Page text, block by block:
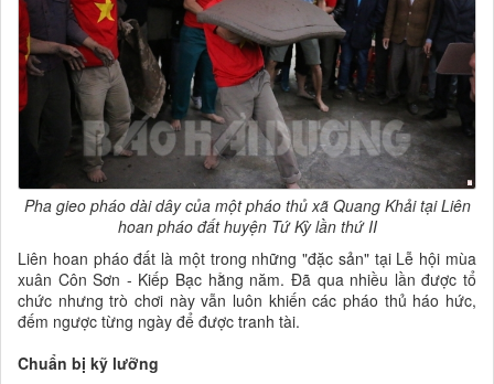
Pha gieo pháo dài dây của một pháo thủ xã Quang Khải tại Liên
hoan pháo đất huyện Tứ Kỳ lần thứ II
Liên hoan pháo đất là một trong những "đặc sản" tại Lễ hội mùa
xuân Côn Sơn - Kiếp Bạc hằng năm. Đã qua nhiều lần được tổ
chức nhưng trò chơi này vẫn luôn khiến các pháo thủ háo hức,
đếm ngược từng ngày để được tranh tài.
Chuẩn bị kỹ lưỡng